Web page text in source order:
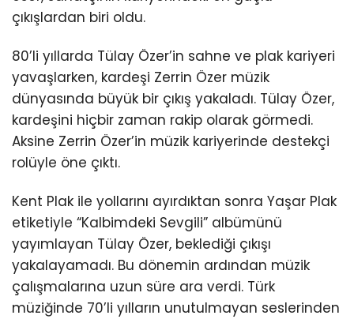
çıkışlardan biri oldu.
80’li yıllarda Tülay Özer’in sahne ve plak kariyeri
yavaşlarken, kardeşi Zerrin Özer müzik
dünyasında büyük bir çıkış yakaladı. Tülay Özer,
kardeşini hiçbir zaman rakip olarak görmedi.
Aksine Zerrin Özer’in müzik kariyerinde destekçi
rolüyle öne çıktı.
Kent Plak ile yollarını ayırdıktan sonra Yaşar Plak
etiketiyle “Kalbimdeki Sevgili” albümünü
yayımlayan Tülay Özer, beklediği çıkışı
yakalayamadı. Bu dönemin ardından müzik
çalışmalarına uzun süre ara verdi. Türk
müziğinde 70’li yılların unutulmayan seslerinden